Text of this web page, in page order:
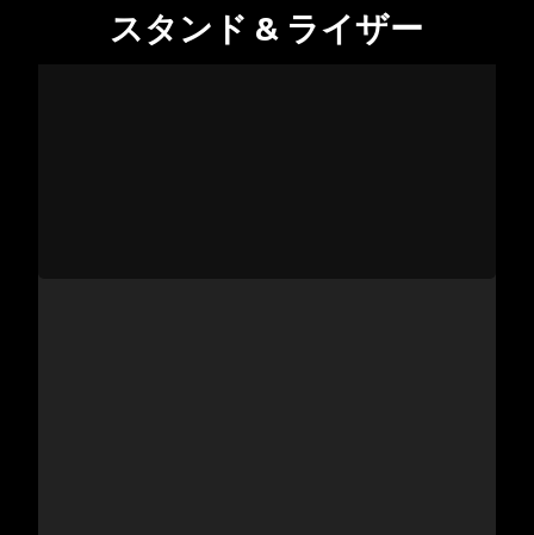
スタンド & ライザー